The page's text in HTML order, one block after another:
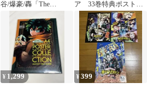
谷/爆豪/轟「The
ア 33巻特典ポストカ
ード
¥ 1,299 ¥399